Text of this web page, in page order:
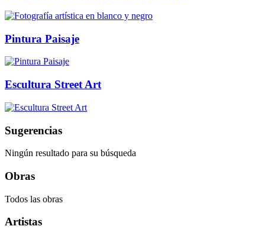
Pintura Paisaje
Escultura Street Art
Sugerencias
Ningún resultado para su búsqueda
Obras
Todos las obras
Artistas